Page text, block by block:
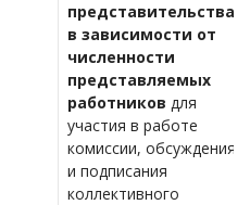
представительства
в зависимости от
численности
представляемых
работников для
участия в работе
комиссии, обсуждения
и подписания
коллективного